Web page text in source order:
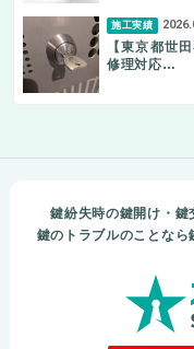
施工実績
【東京都世
修理対応…
鍵紛失時の鍵開け・
鍵のトラブルのことな